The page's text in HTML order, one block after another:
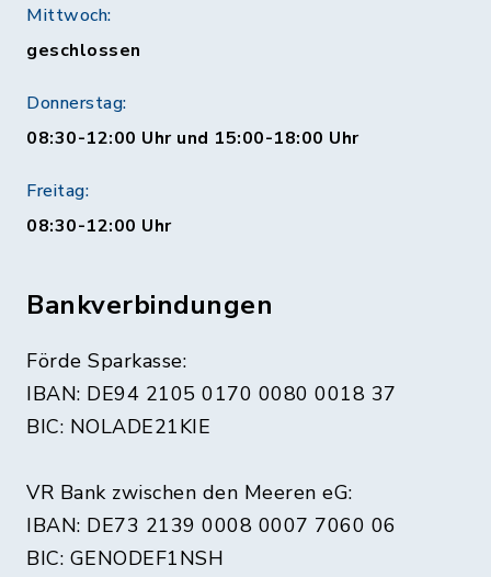
Mittwoch:
geschlossen
Donnerstag:
08:30-12:00 Uhr und 15:00-18:00 Uhr
Freitag:
08:30-12:00 Uhr
Bankverbindungen
Förde Sparkasse:
IBAN: DE94 2105 0170 0080 0018 37
BIC: NOLADE21KIE
VR Bank zwischen den Meeren eG:
IBAN: DE73 2139 0008 0007 7060 06
BIC: GENODEF1NSH